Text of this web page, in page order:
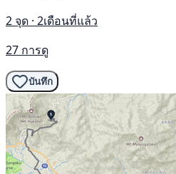
2 จุด · 2เดือนที่แล้ว
27 การดู
บันทึก